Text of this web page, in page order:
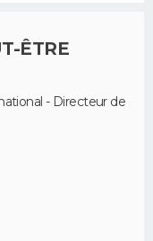
ÊTRE
- Directeur de